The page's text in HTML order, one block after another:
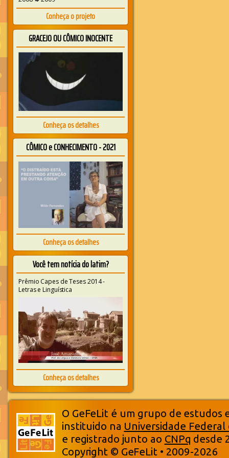
Conheça o projeto
GRACEJO OU CÔMICO INOCENTE
Conheça os detalhes
CÔMICO e CONHECIMENTO - 2021
Conheça os detalhes
Você tem notícia do latim?
Prêmio Capes de Teses 2014 -
Letras e Linguística
Conheça os detalhes
O GeFeLit é um grupo de estudos
instituido na Universidade Federal
e registrado junto ao CNPq desde
Copyright © GeFeLit • 2009-2026